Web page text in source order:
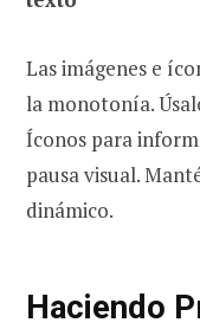
Las imágenes e
la monotonía.
Íconos para
pausa visual.
dinámico.
Haciendo